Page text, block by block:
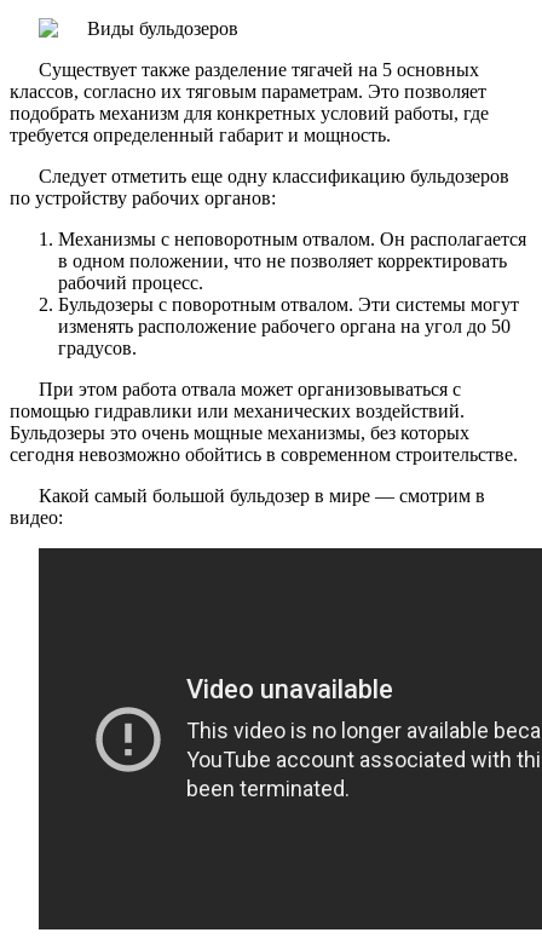
Существует также разделение тягачей на 5 основных
классов, согласно их тяговым параметрам. Это позволяет
подобрать механизм для конкретных условий работы, где
требуется определенный габарит и мощность.
Следует отметить еще одну классификацию бульдозеров
по устройству рабочих органов:
Механизмы с неповоротным отвалом. Он располагается
в одном положении, что не позволяет корректировать
рабочий процесс.
Бульдозеры с поворотным отвалом. Эти системы могут
изменять расположение рабочего органа на угол до 50
градусов.
При этом работа отвала может организовываться с
помощью гидравлики или механических воздействий.
Бульдозеры это очень мощные механизмы, без которых
сегодня невозможно обойтись в современном строительстве.
Какой самый большой бульдозер в мире — смотрим в
видео: